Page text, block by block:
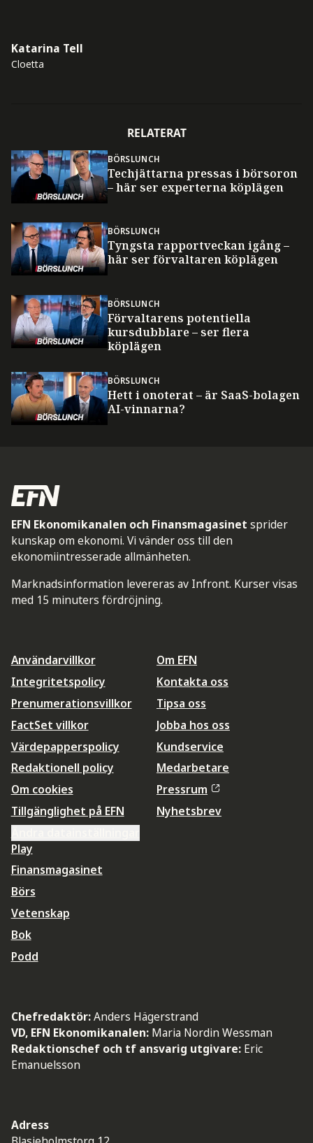
Katarina Tell
Cloetta
RELATERAT
BÖRSLUNCH
Techjättarna pressas i börsoron
– här ser experterna köplägen
BÖRSLUNCH
Tyngsta rapportveckan igång –
här ser förvaltaren köplägen
BÖRSLUNCH
Förvaltarens potentiella
kursdubblare – ser flera
köplägen
BÖRSLUNCH
Hett i onoterat – är SaaS-bolagen
AI-vinnarna?
EFN Ekonomikanalen och Finansmagasinet sprider
kunskap om ekonomi. Vi vänder oss till den
ekonomiintresserade allmänheten.
Marknadsinformation levereras av Infront. Kurser visas
med 15 minuters fördröjning.
Användarvillkor
Integritetspolicy
Prenumerationsvillkor
FactSet villkor
Värdepapperspolicy
Redaktionell policy
Om cookies
Tillgänglighet på EFN
Om EFN
Kontakta oss
Tipsa oss
Jobba hos oss
Kundservice
Medarbetare
Pressrum
Nyhetsbrev
Play
Finansmagasinet
Börs
Vetenskap
Bok
Podd
Chefredaktör:Anders Hägerstrand
VD, EFN Ekonomikanalen: Maria Nordin Wessman
Redaktionschef och tf ansvarig utgivare: Eric
Emanuelsson
Adress